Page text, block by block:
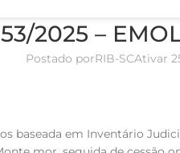
2025 –
Postado porRIB-SCAtivar
baseada em Inventário